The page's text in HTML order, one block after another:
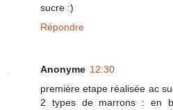
sucre :)
Répondre
Anonyme 12:30
première etape réalisée ac
2 types de marrons : en